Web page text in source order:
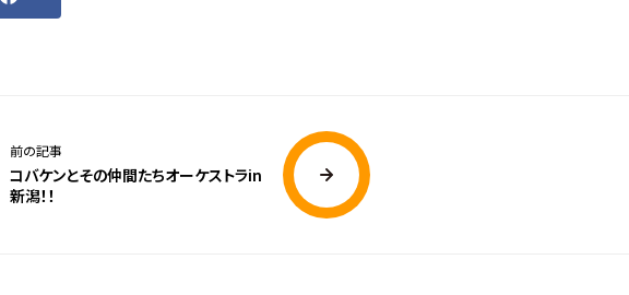
前の記事
コバケンとその仲間たちオーケストラin
新潟！！